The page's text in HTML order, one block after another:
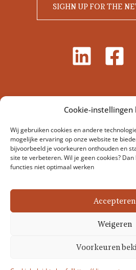
Cookie-instellingen
Wij gebruiken cookies en andere
mogelijke ervaring op onze website te
bijvoorbeeld je voorkeuren onthouden en
site te verbeteren. Wil je geen cookies?
functies niet optimaal werken
Accepteren
Weigeren
Voorkeuren
SIGHN UP FOR THE
Veerstraat 17-1, 1075 SL
aime
yrig